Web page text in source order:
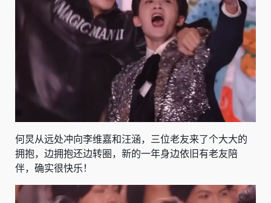
何炅从远处冲向李维嘉和汪涵，三位老友来了个大大的
拥抱，边拥抱还边转圈，新的一年身边依旧有老友陪
伴，确实很快乐！